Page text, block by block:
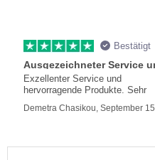
Bestätigt
Exzellenter Service und
hervorragende Produkte. Sehr
Demetra Chasikou, September 15